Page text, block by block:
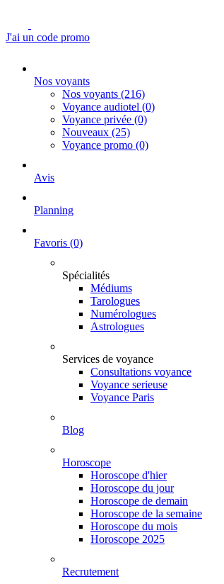
J'ai un code promo
Nos voyants
Nos voyants (216)
Voyance audiotel (0)
Voyance privée (0)
Nouveaux (25)
Voyance promo (0)
Avis
Planning
Favoris (0)
Spécialités
Médiums
Tarologues
Numérologues
Astrologues
Services de voyance
Consultations voyance
Voyance serieuse
Voyance Paris
Blog
Horoscope
Horoscope d'hier
Horoscope du jour
Horoscope de demain
Horoscope de la semaine
Horoscope du mois
Horoscope 2025
Recrutement